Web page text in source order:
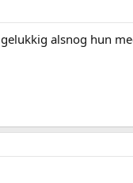
alsnog hun